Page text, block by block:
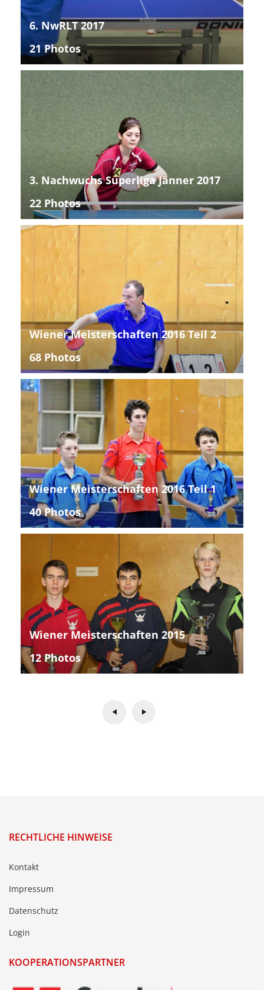
6. NwRLT 2017
21 Photos
3. Nachwuchs Superliga Jänner 2017
22 Photos
Wiener Meisterschaften 2016 Teil 2
68 Photos
Wiener Meisterschaften 2016 Teil 1
40 Photos
Wiener Meisterschaften 2015
12 Photos
RECHTLICHE HINWEISE
Kontakt
Impressum
Datenschutz
Login
KOOPERATIONSPARTNER